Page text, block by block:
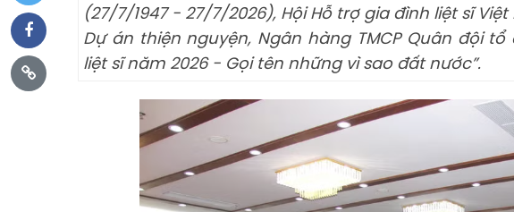
(27/7/1947 - 27/7/2026), Hội Hỗ trợ gia đình liệt sĩ
Dự án thiện nguyện, Ngân hàng TMCP Quân đội
liệt sĩ năm 2026 - Gọi tên những vì sao đất nước”.